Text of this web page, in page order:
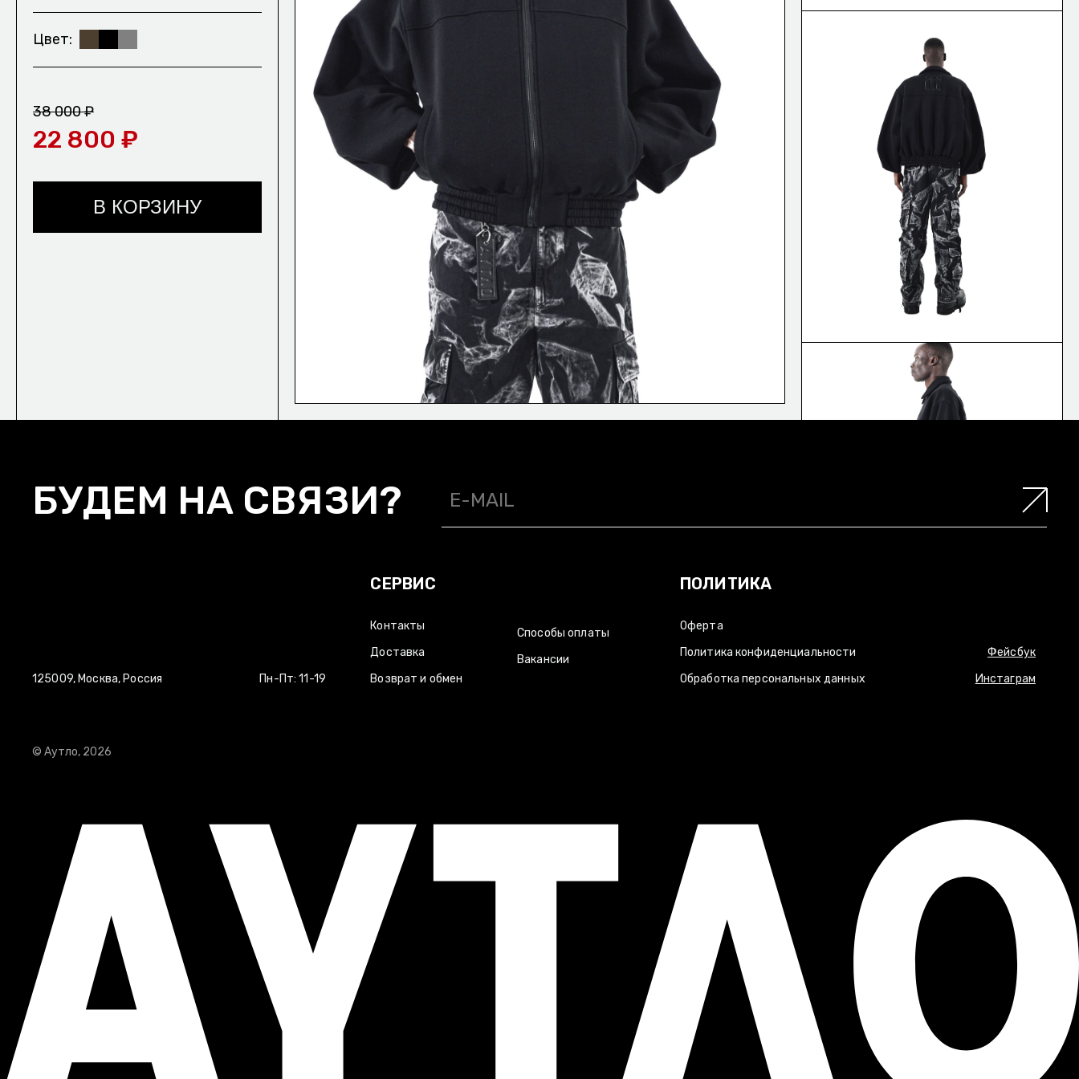
КОНТАКТЫ/ ВОЗВРАТ И ОБМЕН/ СПОСОБЫ ОПЛАТЫ/
ПОЛИТИКА КОНФИДЕНЦИАЛЬНОСТИ/
ОТКАЗ ОТ ОТВЕТСТВЕННОСТИ
© Аутло, 2026
Пн-Пт: 11-19
фейсбук
инстаграм
Цвет
38 000 ₽
22 800 ₽
В КОРЗИНУ
БУДЕМ НА СВЯЗИ?
125009, Москва, Россия Пн-Пт: 11-19
СЕРВИС
Контакты
Доставка
Возврат и обмен
Способы оплаты
Вакансии
ПОЛИТИКА
Оферта
Политика конфиденциальности
Обработка персональных данных
Фейсбук
Инстаграм
© Аутло, 2026